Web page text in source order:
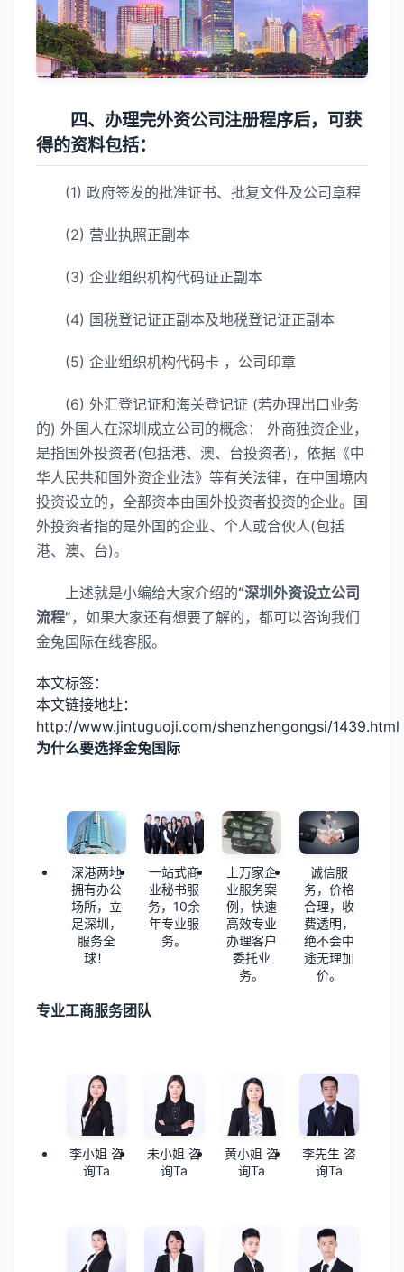
四、办理完外资公司注册程序后，可获
得的资料包括：
(1) 政府签发的批准证书、批复文件及公司章程
(2) 营业执照正副本
(3) 企业组织机构代码证正副本
(4) 国税登记证正副本及地税登记证正副本
(5) 企业组织机构代码卡 ，公司印章
(6) 外汇登记证和海关登记证 (若办理出口业务
的) 外国人在深圳成立公司的概念： 外商独资企业，
是指国外投资者(包括港、澳、台投资者)，依据《中
华人民共和国外资企业法》等有关法律，在中国境内
投资设立的，全部资本由国外投资者投资的企业。国
外投资者指的是外国的企业、个人或合伙人(包括
港、澳、台)。
上述就是小编给大家介绍的“深圳外资设立公司
流程”，如果大家还有想要了解的，都可以咨询我们
金兔国际在线客服。
本文标签：
本文链接地址：
http://www.jintuguoji.com/shenzhengongsi/1439.html
为什么要选择金兔国际
深港两地
拥有办公
场所，立
足深圳，
服务全
球！
一站式商
业秘书服
务，10余
年专业服
务。
上万家企
业服务案
例，快速
高效专业
办理客户
委托业
务。
诚信服
务，价格
合理，收
费透明，
绝不会中
途无理加
价。
专业工商服务团队
李小姐 咨
询Ta
未小姐 咨
询Ta
黄小姐 咨
询Ta
李先生 咨
询Ta